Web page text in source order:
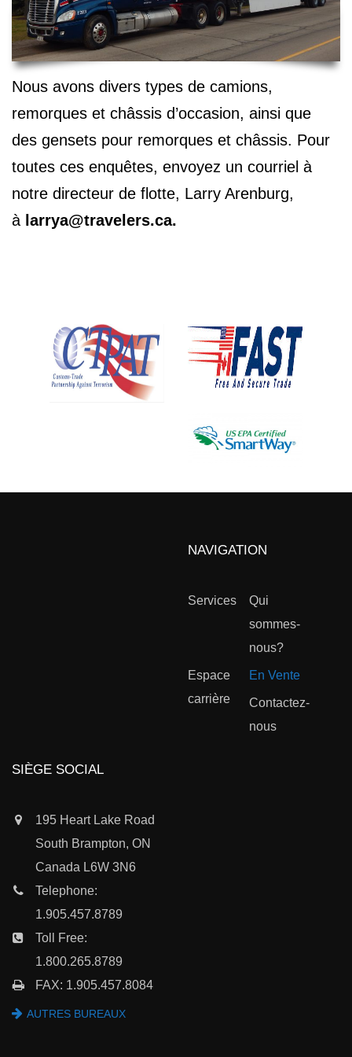
Nous avons divers types de camions,
remorques et châssis d’occasion, ainsi que
des gensets pour remorques et châssis. Pour
toutes ces enquêtes, envoyez un courriel à
notre directeur de flotte, Larry Arenburg,
à larrya@travelers.ca.
NAVIGATION
Services
Qui
sommes-
nous?
Espace
carrière
En Vente
Contactez-
nous
SIÈGE SOCIAL
195 Heart Lake Road
South Brampton, ON
Canada L6W 3N6
Telephone:
1.905.457.8789
Toll Free:
1.800.265.8789
FAX: 1.905.457.8084
AUTRES BUREAUX